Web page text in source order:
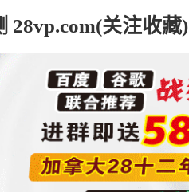
28vp.com(关注收藏)